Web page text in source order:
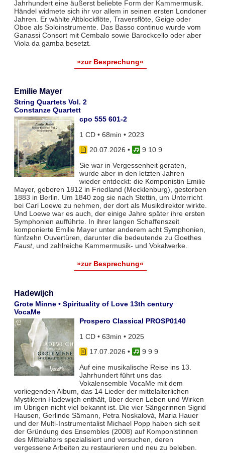
Jahrhundert eine äußerst beliebte Form der Kammermusik.
Händel widmete sich ihr vor allem in seinen ersten Londoner
Jahren. Er wählte Altblockflöte, Traversflöte, Geige oder
Oboe als Soloinstrumente. Das Basso continuo wurde vom
Ganassi Consort mit Cembalo sowie Barockcello oder aber
Viola da gamba besetzt.
»zur Besprechung«
Emilie Mayer
String Quartets Vol. 2
Constanze Quartett
cpo 555 601-2
1 CD • 68min • 2023
20.07.2026 •
9 10 9
Sie war in Vergessenheit geraten,
wurde aber in den letzten Jahren
wieder entdeckt: die Komponistin Emilie
Mayer, geboren 1812 in Friedland (Mecklenburg), gestorben
1883 in Berlin. Um 1840 zog sie nach Stettin, um Unterricht
bei Carl Loewe zu nehmen, der dort als Musikdirektor wirkte.
Und Loewe war es auch, der einige Jahre später ihre ersten
Symphonien aufführte. In ihrer langen Schaffenszeit
komponierte Emilie Mayer unter anderem acht Symphonien,
fünfzehn Ouvertüren, darunter die bedeutende zu Goethes
Faust, und zahlreiche Kammermusik- und Vokalwerke.
»zur Besprechung«
Hadewijch
Grote Minne • Spirituality of Love 13th century
VocaMe
Prospero Classical PROSP0140
1 CD • 63min • 2025
17.07.2026 •
9 9 9
Auf eine musikalische Reise ins 13.
Jahrhundert führt uns das
Vokalensemble VocaMe mit dem
vorliegenden Album, das 14 Lieder der mittelalterlichen
Mystikerin Hadewijch enthält, über deren Leben und Wirken
im Übrigen nicht viel bekannt ist. Die vier Sängerinnen Sigrid
Hausen, Gerlinde Sämann, Petra Noskalová, Maria Hauer
und der Multi-Instrumentalist Michael Popp haben sich seit
der Gründung des Ensembles (2008) auf Komponistinnen
des Mittelalters spezialisiert und versuchen, deren
vergessene Arbeiten zu restaurieren und neu zu beleben.